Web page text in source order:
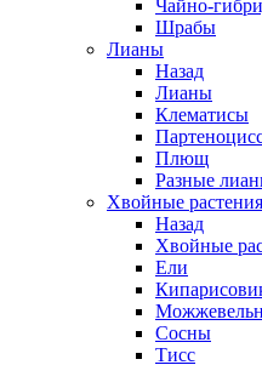
Чайно-
Шрабы
Лианы
Назад
Лианы
Клематисы
Плющ
Разные
Хвойные растения
Назад
Хвойные
Ели
Сосны
Тисс